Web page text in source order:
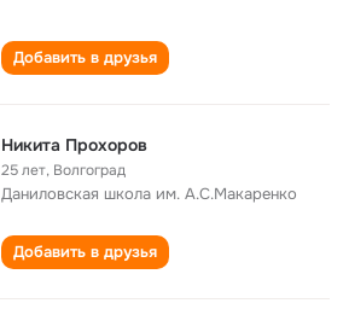
Добавить в друзья
Никита Прохоров
25 лет, Волгоград
Даниловская школа им. А.С.Макаренко
Добавить в друзья